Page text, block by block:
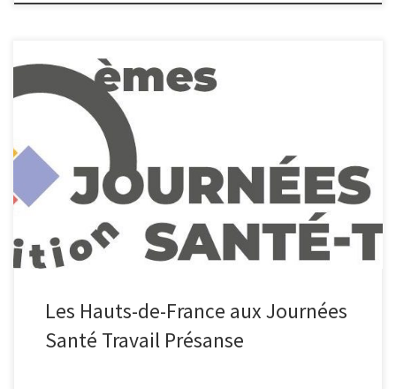
Présanse Hauts-de-France et ses services membres participeront
aux 60èmes Journées Santé Travail organisés par Présanse. 3
Services interviendront également : – Risque suicidaire chez les
entrepreneurs – Dispositif Apesa et rôle des SPSTI, par Philippe
SEVRAIN, Psychologue du travail chez Présoa – Exposition
professionnelle aux métaux et adaptation du suivi de […]
Les Hauts-de-France aux Journées
Santé Travail Présanse